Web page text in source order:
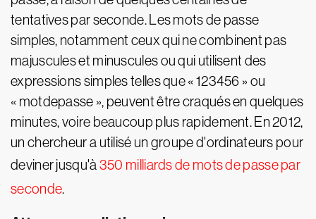
tentatives par seconde. Les mots de passe
simples, notamment ceux qui ne combinent pas
majuscules et minuscules ou qui utilisent des
expressions simples telles que « 123456 » ou
« motdepasse », peuvent être craqués en quelques
minutes, voire beaucoup plus rapidement. En 2012,
un chercheur a utilisé un groupe d'ordinateurs pour
deviner jusqu'à 350 milliards de mots de passe par
seconde.